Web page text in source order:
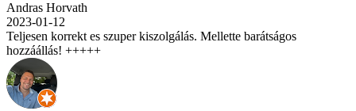
Andras Horvath
2023-01-12
Teljesen korrekt es szuper kiszolgálás. Mellette barátságos
hozzáállás! +++++